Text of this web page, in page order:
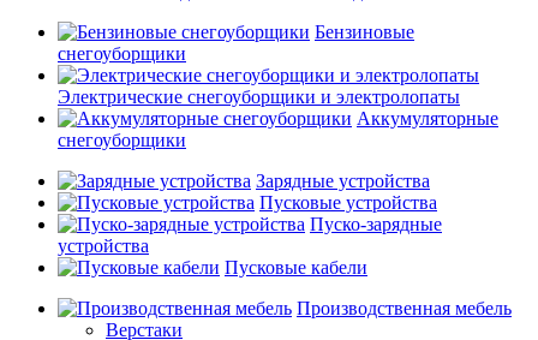
Бензиновые
снегоуборщики
Электрические снегоуборщики и электролопаты
Аккумуляторные
снегоуборщики
Зарядные устройства
Пусковые устройства
Пуско-зарядные
устройства
Пусковые кабели
Производственная мебель
Верстаки